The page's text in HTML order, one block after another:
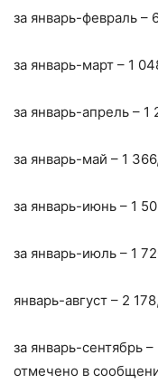
за январь-февраль –
за январь-март – 1
за январь-апрель – 1
за январь-май – 1
за январь-июнь – 1
за январь-июль – 1
январь-август – 2
за январь-сентябрь
отмечено в